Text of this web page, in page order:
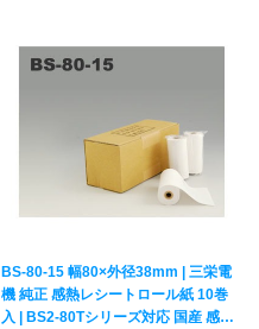
BS-80-15 幅80×外径38mm | 三栄電
機 純正 感熱レシートロール紙 10巻
入 | BS2-80Tシリーズ対応 国産 感熱